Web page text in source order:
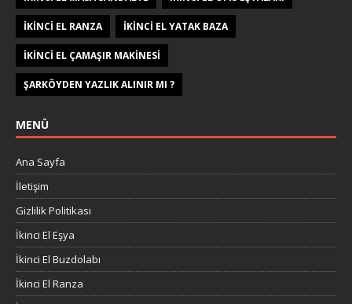
IKINCI EL RANZA IKINCI EL YATAK BAZA
IKINCI EL ÇAMAŞIR MAKINESI
ŞARKÖYDEN YAZLIK ALINIR MI ?
MENÜ
Ana Sayfa
İletişim
Gizlilik Politikası
İkinci El Eşya
İkinci El Buzdolabı
İkinci El Ranza